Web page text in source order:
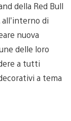
della Red Bull
di
nuova
delle loro
a tutti
a tema